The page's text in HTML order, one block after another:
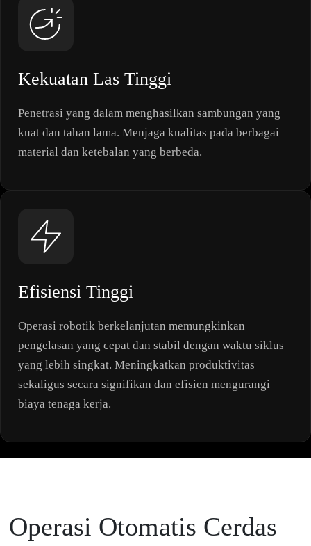
Kekuatan Las Tinggi
Penetrasi yang dalam menghasilkan sambungan yang
kuat dan tahan lama. Menjaga kualitas pada berbagai
material dan ketebalan yang berbeda.
Efisiensi Tinggi
Operasi robotik berkelanjutan memungkinkan
pengelasan yang cepat dan stabil dengan waktu siklus
yang lebih singkat. Meningkatkan produktivitas
sekaligus secara signifikan dan efisien mengurangi
biaya tenaga kerja.
Operasi Otomatis Cerdas